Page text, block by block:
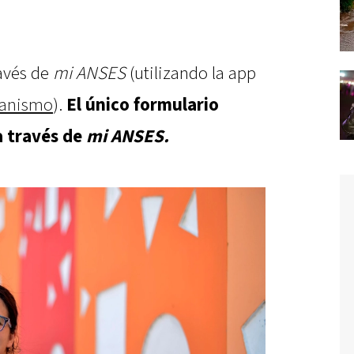
de mi ANSES(utilizando la app
). El único formulario
través demi ANSES.